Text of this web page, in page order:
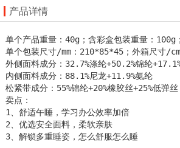
产品详情
单个产品重量：40g；含彩盒包装重量：100g；
单个包装尺寸/mm：210*85*45；外箱尺寸/
外侧面料成分：32.7%涤纶+50.2%锦纶
内侧面料成分：88.1%尼龙+11.9%氨纶
松紧带成分：55%锦纶+20%橡胶丝+25%低弹丝
卖点：
1、舒适午睡，学习办公效率加倍
2、优选安全面料，柔软亲肤
3、解锁多重睡姿，怎么舒服怎么睡